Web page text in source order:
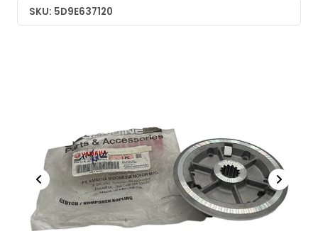
SKU: 5D9E637120